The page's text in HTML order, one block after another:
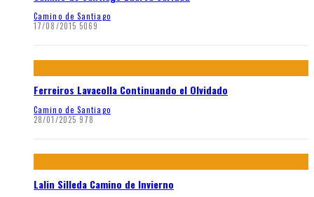
Camino de Santiago
17/08/2015 5069
Ferreiros Lavacolla Continuando el Olvidado
Camino de Santiago
28/01/2025 978
Lalin Silleda Camino de Invierno